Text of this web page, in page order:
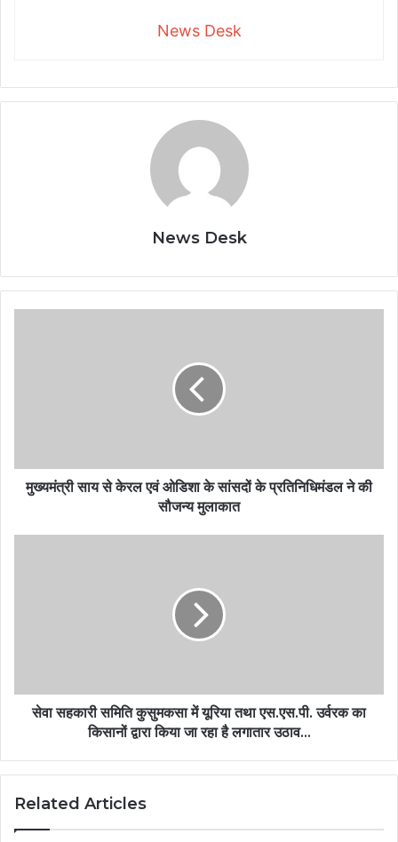
News Desk
News Desk
मुख्यमंत्री साय से केरल एवं ओडिशा के सांसदों के प्रतिनिधिमंडल ने की
सौजन्य मुलाकात
सेवा सहकारी समिति कुसुमकसा में यूरिया तथा एस.एस.पी. उर्वरक का
किसानों द्वारा किया जा रहा है लगातार उठाव…
Related Articles